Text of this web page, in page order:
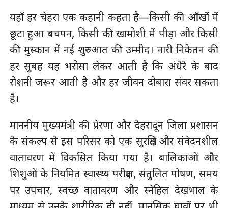
यहाँ हर चेहरा एक कहानी कहता है—किसी की आँखों में
छूटा हुआ बचपन, किसी की खामोशी में पीड़ा और किसी
की मुस्कान में नई शुरुआत की उम्मीद। नारी निकेतन की
हर सुबह यह भरोसा लेकर आती है कि अंधेरे के बाद
रोशनी जरूर आती है और हर जीवन दोबारा संवर सकता
है।
माननीय मुख्यमंत्री की प्रेरणा और देहरादून जिला प्रशासन
के संकल्प से इस परिसर को एक सुरक्षित और संवेदनशील
वातावरण में विकसित किया गया है। बालिकाओं और
शिशुओं के नियमित स्वास्थ्य परीक्षण, संतुलित पोषण, समय
पर उपचार, स्वच्छ वातावरण और स्नेहिल देखभाल के